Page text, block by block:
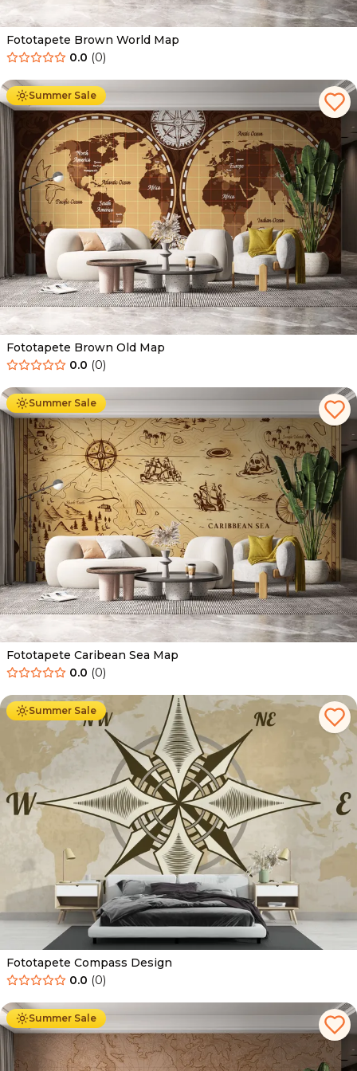
Fototapete Brown World Map
0.0 (0)
Summer Sale
Ab 34.90 € 19.90
Fototapete Brown Old Map
0.0 (0)
Summer Sale
Ab 34.90 € 19.90
Fototapete Caribean Sea Map
0.0 (0)
Summer Sale
Ab 34.90 € 19.90
Fototapete Compass Design
0.0 (0)
Summer Sale
Ab 34.90 € 19.90